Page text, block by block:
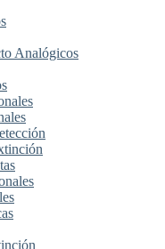
Analógicos